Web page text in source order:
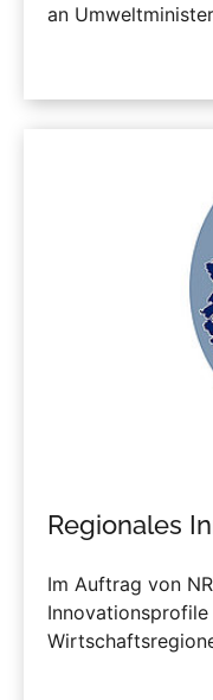
an
Regionales
Im Auftrag von